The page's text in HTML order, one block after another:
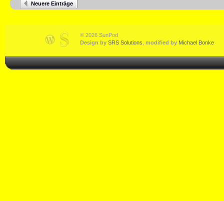
Neuere Einträge
© 2026 SunPod
Design by SRS Solutions modified by Michael Bonke